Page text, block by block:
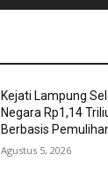
Kejati Lampung
Negara Rp1,14
Berbasis
Agustus 5, 2026